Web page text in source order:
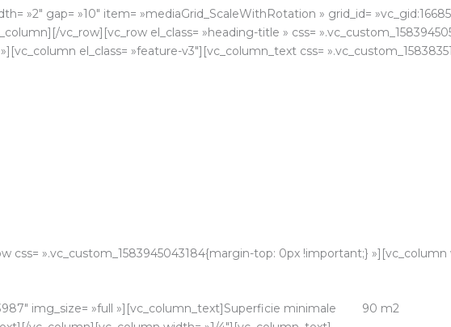
»2″ gap= »10″ item= »mediaGrid_ScaleWithRotation » grid_id=
vc_row][vc_row el_class= »heading-title » css=
el_class= »feature-v3″][vc_column_text css=
».vc_custom_1583945043184{margin-top: 0px !important;} »][vc_column
img_size= »full »][vc_column_text]Superficie minimale 90 m2